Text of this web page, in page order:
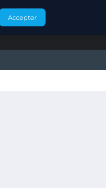
CONTACT
Accepter